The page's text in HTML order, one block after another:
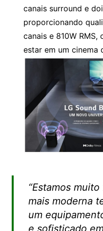
canais surround e
proporcionando
canais e 810W
estar em um cinema
“Estamos
mais moderna
um
e sofisticado